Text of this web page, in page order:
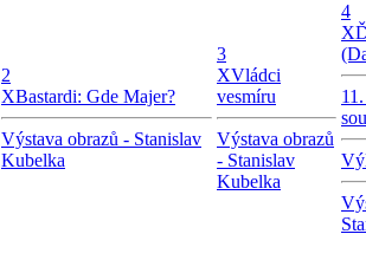
2
XBastardi: Gde Majer?
Výstava obrazů - Stanislav
Kubelka
3
XVládci
vesmíru
Výstava obrazů
- Stanislav
Kubelka
4
X